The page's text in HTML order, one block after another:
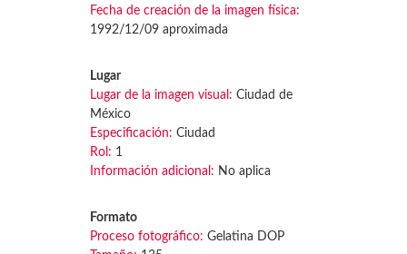
Fecha de creación de la imagen física:
1992/12/09 aproximada
Lugar
Lugar de la imagen visual: Ciudad de
México
Especificación: Ciudad
Rol: 1
Información adicional: No aplica
Formato
Proceso fotográfico: Gelatina DOP